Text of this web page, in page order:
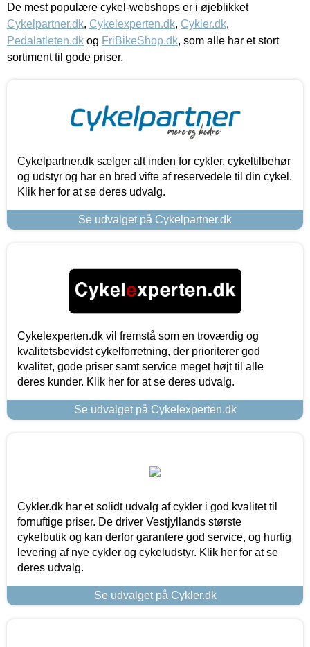
De mest populære cykel-webshops er i øjeblikket
Cykelpartner.dk, Cykelexperten.dk, Cykler.dk,
Pedalatleten.dk og FriBikeShop.dk, som alle har et stort
sortiment til gode priser.
Cykelpartner.dk sælger alt inden for cykler, cykeltilbehør
og udstyr og har en bred vifte af reservedele til din cykel.
Klik her for at se deres udvalg.
Se udvalget på Cykelpartner.dk
Cykelexperten.dk vil fremstå som en troværdig og
kvalitetsbevidst cykelforretning, der prioriterer god
kvalitet, gode priser samt service meget højt til alle
deres kunder. Klik her for at se deres udvalg.
Se udvalget på Cykelexperten.dk
Cykler.dk har et solidt udvalg af cykler i god kvalitet til
fornuftige priser. De driver Vestjyllands største
cykelbutik og kan derfor garantere god service, og hurtig
levering af nye cykler og cykeludstyr. Klik her for at se
deres udvalg.
Se udvalget på Cykler.dk